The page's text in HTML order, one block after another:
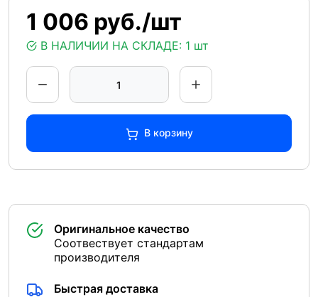
1 006 руб./шт
В НАЛИЧИИ НА СКЛАДЕ: 1 шт
В корзину
Оригинальное качество
Соотвествует стандартам
производителя
Быстрая доставка